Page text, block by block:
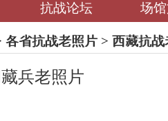
抗战论坛 场
各省抗战老照片> 西藏抗战
兵老照片